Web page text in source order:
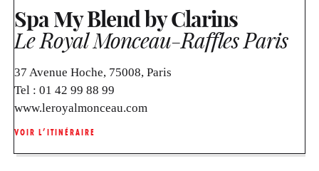
Spa My Blend by Clarins
Le Royal Monceau-Raffles Paris
37 Avenue Hoche, 75008, Paris
Tel : 01 42 99 88 99
www.leroyalmonceau.com
VOIR L’ITINÉRAIRE